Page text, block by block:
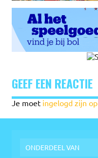
GEEF EEN REACTIE
Je moet ingelogd zijn op
ONDERDEEL VAN